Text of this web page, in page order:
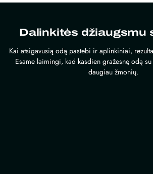
Dalinkitės džiaugsmu
Kai atsigavusią odą pastebi ir aplinkiniai,
Esame laimingi, kad kasdien gražesnę odą su
daugiau žmonių.